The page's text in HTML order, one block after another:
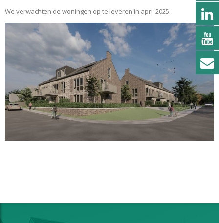
We verwachten de woningen op te leveren in april 2025.